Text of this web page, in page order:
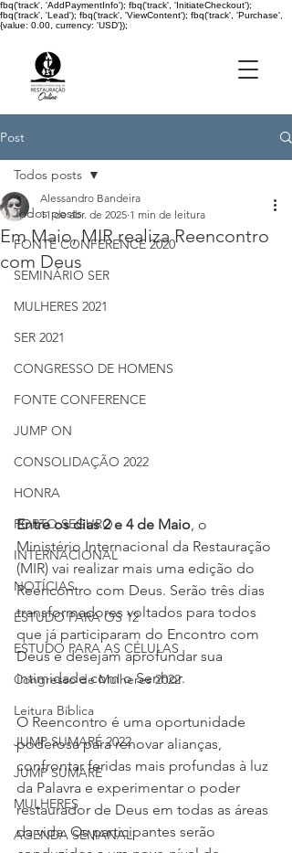
fbq('track', 'AddPaymentInfo'); fbq('track', 'InitiateCheckout');
fbq('track', 'Lead'); fbq('track', 'ViewContent'); fbq('track', 'Purchase',
{value: 0.00, currency: 'USD'});
Post
Todos posts
FONTE CONFERENCE 2020
SEMINÁRIO SER
MULHERES 2021
SER 2021
CONGRESSO DE HOMENS
FONTE CONFERENCE
JUMP ON
CONSOLIDAÇÃO 2022
HONRA
PORTO SEGURO
INTERNACIONAL
NOTÍCIAS
ESTUDO PARA OS 12
ESTUDO PARA AS CÉLULAS
Congresso de Mulheres 2022
Leitura Bíblica
JUMP SUMARÉ 2022
JUMP SUMARÉ
MULHERES
AGENDA SEMANAL
Todos posts
Em Maio, MIR realiza Reencontro
com Deus
Alessandro Bandeira
11 de abr. de 2025 1 min de leitura
Entre os dias 2 e 4 de Maio , o
Ministério Internacional da Restauração
(MIR) vai realizar mais uma edição do
Reencontro com Deus. Serão três dias
transformadores voltados para todos
que já participaram do Encontro com
Deus e desejam aprofundar sua
intimidade com o Senhor.
O Reencontro é uma oportunidade
poderosa para renovar alianças,
confrontar feridas mais profundas à luz
da Palavra e experimentar o poder
restaurador de Deus em todas as áreas
da vida. Os participantes serão